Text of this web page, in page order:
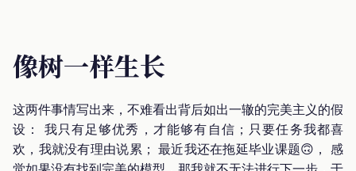
像树一样生长
这两件事情写出来，不难看出背后如出一辙的完美主义的假
设： 我只有足够优秀，才能够有自信；只要任务我都喜
欢，我就没有理由说累； 最近我还在拖延毕业课题🙃， 感